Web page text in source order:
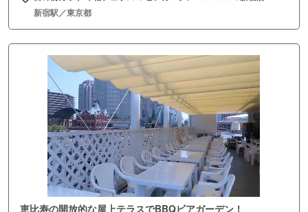
新宿駅／東京都
恵比寿の開放的な屋上テラスでBBQビアガーデン！